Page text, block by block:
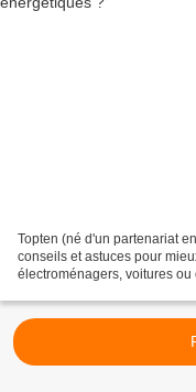
Topten (né d'un partenariat
conseils et astuces pour
électroménagers, voitures